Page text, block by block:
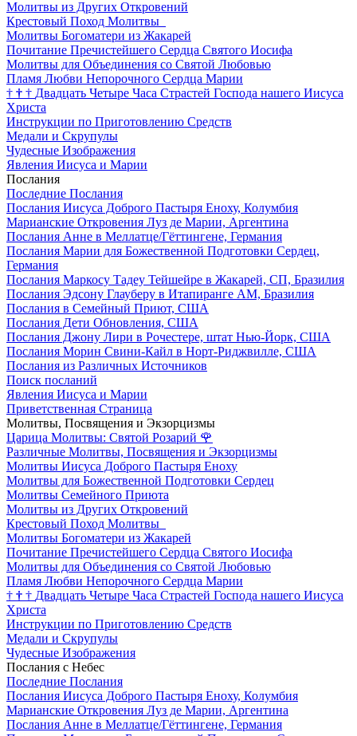
Молитвы из Других Откровений
Крестовый Поход Молитвы
Молитвы Богоматери из Жакарей
Почитание Пречистейшего Сердца Святого Иосифа
Молитвы для Объединения со Святой Любовью
Пламя Любви Непорочного Сердца Марии
† † † Двадцать Четыре Часа Страстей Господа нашего Иисуса
Христа
Инструкции по Приготовлению Средств
Медали и Скрупулы
Чудесные Изображения
Явления Иисуса и Марии
Послания
Последние Послания
Послания Иисуса Доброго Пастыря Еноху, Колумбия
Марианские Откровения Луз де Марии, Аргентина
Послания Анне в Меллатце/Гёттингене, Германия
Послания Марии для Божественной Подготовки Сердец,
Германия
Послания Маркосу Тадеу Тейшейре в Жакарей, СП, Бразилия
Послания Эдсону Глауберу в Итапиранге AM, Бразилия
Послания в Семейный Приют, США
Послания Дети Обновления, США
Послания Джону Лири в Рочестере, штат Нью-Йорк, США
Послания Морин Свини-Кайл в Норт-Риджвилле, США
Послания из Различных Источников
Поиск посланий
Явления Иисуса и Марии
Приветственная Страница
Молитвы, Посвящения и Экзорцизмы
Царица Молитвы: Святой Розарий 🌹
Различные Молитвы, Посвящения и Экзорцизмы
Молитвы Иисуса Доброго Пастыря Еноху
Молитвы для Божественной Подготовки Сердец
Молитвы Семейного Приюта
Молитвы из Других Откровений
Крестовый Поход Молитвы
Молитвы Богоматери из Жакарей
Почитание Пречистейшего Сердца Святого Иосифа
Молитвы для Объединения со Святой Любовью
Пламя Любви Непорочного Сердца Марии
† † † Двадцать Четыре Часа Страстей Господа нашего Иисуса
Христа
Инструкции по Приготовлению Средств
Медали и Скрупулы
Чудесные Изображения
Послания с Небес
Последние Послания
Послания Иисуса Доброго Пастыря Еноху, Колумбия
Марианские Откровения Луз де Марии, Аргентина
Послания Анне в Меллатце/Гёттингене, Германия